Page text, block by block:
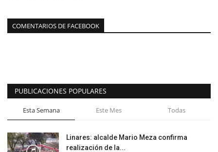
COMENTARIOS DE FACEBOOK
PUBLICACIONES POPULARES
Esta Semana Este Mes Todas
Linares: alcalde Mario Meza confirma
realización de la...